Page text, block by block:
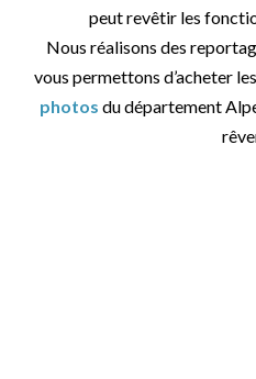
peut revêtir les
Nous réalisons des
vous permettons d’acheter
photos du département